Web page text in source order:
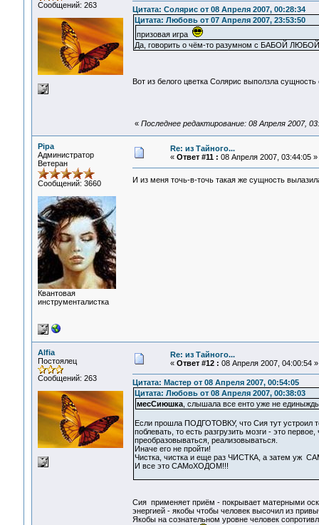
Сообщений: 263
Цитата: Солярис от 08 Апреля 2007, 00:28:34
Цитата: Любовь от 07 Апреля 2007, 23:53:50
призовая игра
Да, говорить о чём-то разумном с БАБОЙ
Вот из белого цветка Солярис выползла сущность
« Последнее редактирование: 08 Апреля 2007,
Pipa
Администратор
Ветеран
Сообщений: 3660
Квантовая
инструменталистка
Re: из Тайного...
« Ответ #11 : 08 Апреля 2007, 03:44:05 »
И из меня точь-в-точь такая же сущность
Alfia
Постоялец
Сообщений: 263
Re: из Тайного...
« Ответ #12 : 08 Апреля 2007, 04:00:54 »
Цитата: Мастер от 08 Апреля 2007, 00:54:05
Цитата: Любовь от 08 Апреля 2007, 00:38:03
месСиюшка, слышала все енто уже не
Если прошла ПОДГОТОВКУ, что Сия тут устроил
поблевать, то есть разгрузить мозги - это
преобразовываться, реализовываться.
Иначе его не пройти!
Чистка, чистка и еще раз ЧИСТКА, а затем уж
И все это САМоХОДОМ!!!
Сия применяет приём - покрывает матерными
энергией - якобы чтобы человек высочил из
Якобы на сознательном уровне человек